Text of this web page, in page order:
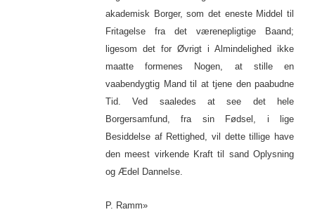
akademisk Borger, som det eneste Middel til
Fritagelse fra det værenepligtige Baand;
ligesom det for Øvrigt i Almindelighed ikke
maatte formenes Nogen, at stille en
vaabendygtig Mand til at tjene den paabudne
Tid. Ved saaledes at see det hele
Borgersamfund, fra sin Fødsel, i lige
Besiddelse af Rettighed, vil dette tillige have
den meest virkende Kraft til sand Oplysning
og Ædel Dannelse.
P. Ramm»